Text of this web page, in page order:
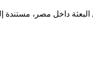
داخل مصر، مستندة